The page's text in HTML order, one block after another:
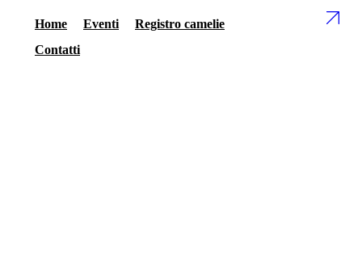
Home Eventi
Registro camelie
Contatti